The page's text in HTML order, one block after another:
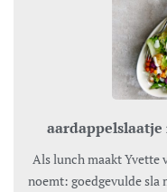
Als lunch maakt Yvette van Boven vaak wat Oof schepslaatjes
noemt: goedgevulde sla